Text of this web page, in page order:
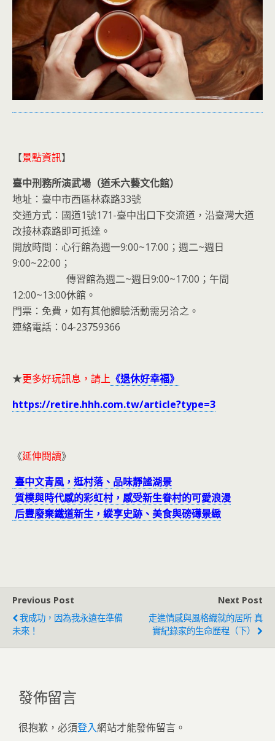
【景點資訊】
臺中刑務所演武場（道禾六藝文化館）
地址：臺中市西區林森路33號
交通方式：國道1號171-臺中出口下交流道，沿臺灣大道
改接林森路即可抵達。
開放時間：心行館為週一9:00~17:00；週二~週日
9:00~22:00；
傳習館為週二~週日9:00~17:00；午間
12:00~13:00休館。
門票：免費，如有其他體驗活動需另洽之。
連絡電話：04-23759366
★更多好玩訊息，請上 《退休好幸福》
https://retire.hhh.com.tw/article?type=3
《延伸閱讀》
臺中文青風，逛村落、品味靜謐湖景
質樸與時代感的彩虹村，感受新生眷村的可愛浪漫
后豐廢棄鐵道新生，縱享史跡、美食與磅礡景緻
Previous Post
我成功，因為我永遠在準備
未來！
Next Post
走進情感與風格織就的居所 真
實紀錄家的生命歷程（下）
發佈留言
很抱歉，必須登入網站才能發佈留言。